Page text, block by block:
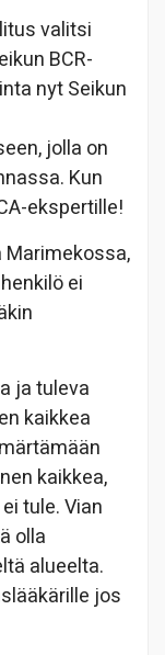
valitsi
BCR-
nyt Seikun
jolla on
Kun
ekspertille!
Marimekossa,
ei
ja tuleva
kaikkea
kaikkea,
tule. Vian
olla
alueelta.
jos